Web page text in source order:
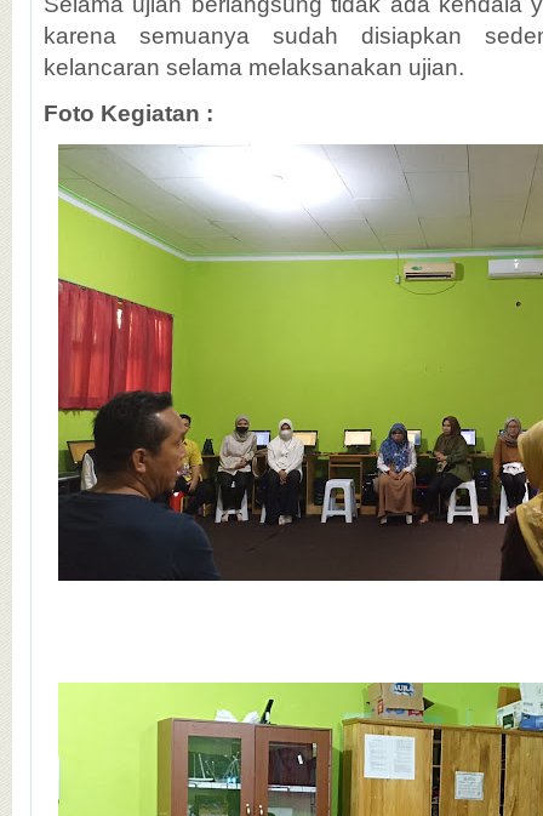
karena semuanya sudah disiapkan
kelancaran selama melaksanakan ujian.
Foto Kegiatan :